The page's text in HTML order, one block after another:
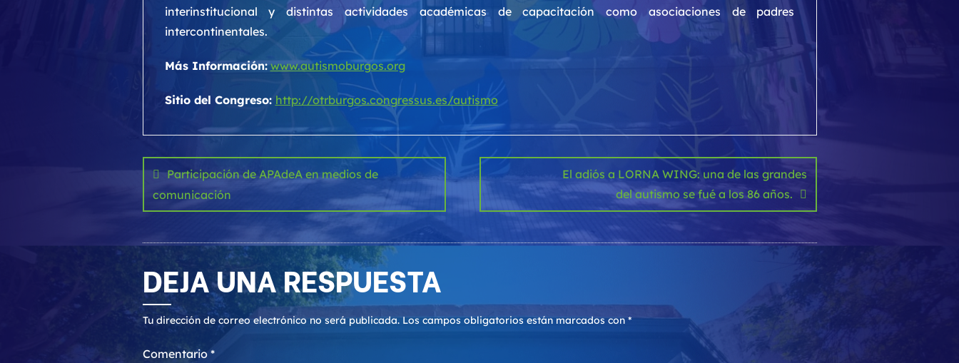
interinstitucional y distintas actividades académicas de capacitación como asociaciones de padres
intercontinentales.
Más Información: www.autismoburgos.org
Sitio del Congreso: http://otrburgos.congressus.es/autismo
Navegación
de
entradas
Participación de APAdeA en medios de
comunicación
El adiós a LORNA WING: una de las grandes
del autismo se fué a los 86 años.
DEJA UNA RESPUESTA
Tu dirección de correo electrónico no será publicada. Los campos obligatorios están marcados con*
Comentario *